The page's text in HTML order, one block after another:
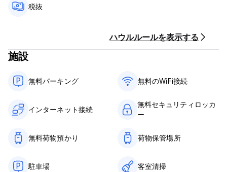
3. 予約の詳細には有効な電話番号を含める必要があります。
引が拒否される可能性があります。
ありがとう！
--------------------------------- ----------------------------------
---------------- ---------------------------------
- 無料Wi-Fi
- 無料の路上駐車（安全なゲート付き駐車場は1泊あたり10ドル）
- フリーゲーム
- フルゲスト用キッチン
税抜
ハウルルールを表示する
施設
無料パーキング 無料のWiFi接続
インターネット接続
無料セキュリティロッカ
ー
無料荷物預かり 荷物保管場所
駐車場 客室清掃